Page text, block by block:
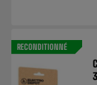
RECONDITIONNÉ